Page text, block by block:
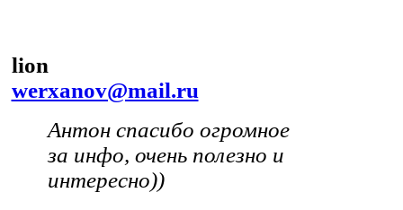
lion
werxanov@mail.ru
Антон спасибо огромное
за инфо, очень полезно и
интересно))